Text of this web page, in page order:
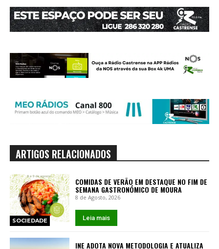
ARTIGOS RELACIONADOS
SOCIEDADE
COMIDAS DE VERÃO EM DESTAQUE NO FIM DE
SEMANA GASTRONÓMICO DE MOURA
8 de Agosto, 2026
Leia mais
INE ADOTA NOVA METODOLOGIA E ATUALIZA